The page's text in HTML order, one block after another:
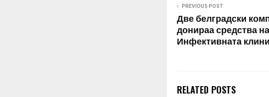
PREVIOUS POST
Две белградски
донираа средства на
Инфективната
RELATED POSTS